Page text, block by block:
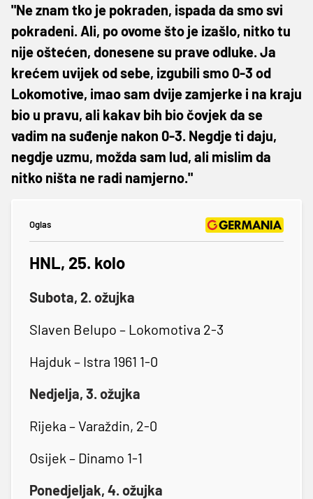
"Ne znam tko je pokraden, ispada da smo svi
pokradeni. Ali, po ovome što je izašlo, nitko tu
nije oštećen, donesene su prave odluke. Ja
krećem uvijek od sebe, izgubili smo 0-3 od
Lokomotive, imao sam dvije zamjerke i na kraju
bio u pravu, ali kakav bih bio čovjek da se
vadim na suđenje nakon 0-3. Negdje ti daju,
negdje uzmu, možda sam lud, ali mislim da
nitko ništa ne radi namjerno."
Oglas
HNL, 25. kolo
Subota, 2. ožujka
Slaven Belupo – Lokomotiva 2-3
Hajduk – Istra 1961 1-0
Nedjelja, 3. ožujka
Rijeka – Varaždin, 2-0
Osijek – Dinamo 1-1
Ponedjeljak, 4. ožujka